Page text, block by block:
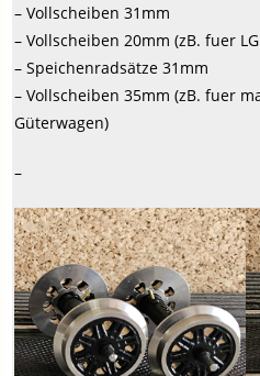
– Vollscheiben 31mm
– Vollscheiben 20mm (zB. fuer
– Speichenradsätze 31mm
– Vollscheiben 35mm (zB. fuer
Güterwagen)
–